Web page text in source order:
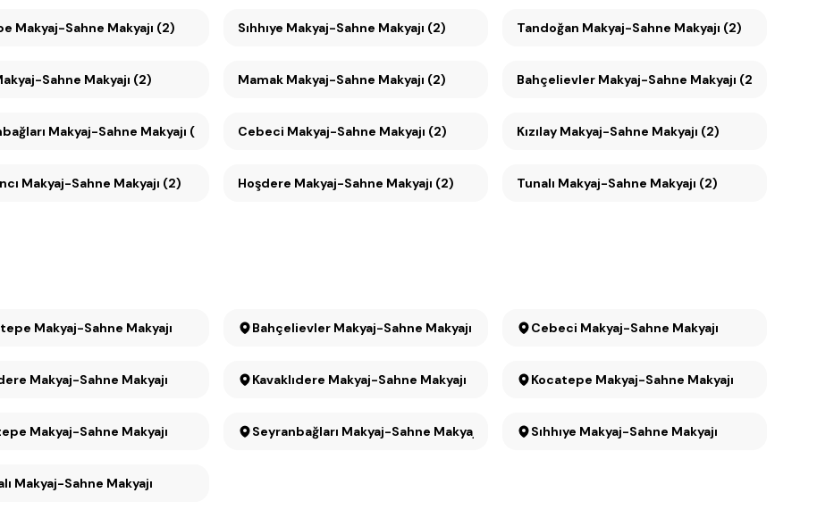
Maltepe Makyaj-Sahne Makyajı (2) Sıhhıye Makyaj-Sahne Makyajı (2) Tandoğan Makyaj-Sahne Makyajı (2)
Sahne Makyajı (2) Mamak Makyaj-Sahne Makyajı (2) Bahçelievler Makyaj-Sahne Makyajı (2)
Seyranbağları Makyaj-Sahne Makyajı (2) Cebeci Makyaj-Sahne Makyajı (2) Kızılay Makyaj-Sahne Makyajı (2)
Makyaj-Sahne Makyajı (2) Hoşdere Makyaj-Sahne Makyajı (2) Tunalı Makyaj-Sahne Makyajı (2)
Anıttepe Makyaj-Sahne Makyajı Bahçelievler Makyaj-Sahne Makyajı Cebeci Makyaj-Sahne Makyajı
Makyaj-Sahne Makyajı Kavaklıdere Makyaj-Sahne Makyajı Kocatepe Makyaj-Sahne Makyajı
Maltepe Makyaj-Sahne Makyajı Seyranbağları Makyaj-Sahne Makyajı Sıhhıye Makyaj-Sahne Makyajı
Makyaj-Sahne Makyajı